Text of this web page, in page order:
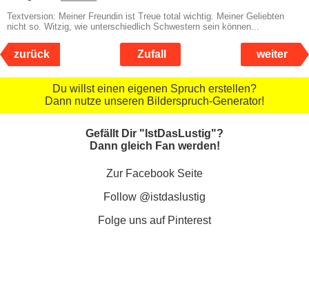
Textversion: Meiner Freundin ist Treue total wichtig. Meiner Geliebten
nicht so. Witzig, wie unterschiedlich Schwestern sein können...
zurück Zufall weiter
Du willst einen eigenen Spruch erstellen?
Dann nutze unseren Bilderspruch-Generator!
Gefällt Dir "IstDasLustig"?
Dann gleich Fan werden!
Zur Facebook Seite
Follow @istdaslustig
Folge uns auf Pinterest